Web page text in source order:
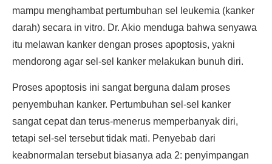
mampu menghambat pertumbuhan sel leukemia (kanker
darah) secara in vitro. Dr. Akio menduga bahwa senyawa
itu melawan kanker dengan proses apoptosis, yakni
mendorong agar sel-sel kanker melakukan bunuh diri.
Proses apoptosis ini sangat berguna dalam proses
penyembuhan kanker. Pertumbuhan sel-sel kanker
sangat cepat dan terus-menerus memperbanyak diri,
tetapi sel-sel tersebut tidak mati. Penyebab dari
keabnormalan tersebut biasanya ada 2: penyimpangan